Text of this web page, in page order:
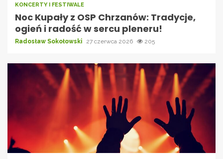
KONCERTY I FESTIWALE
Noc Kupały z OSP Chrzanów: Tradycje,
ogień i radość w sercu pleneru!
Radosław Sokołowski 27 czerwca 2026 205